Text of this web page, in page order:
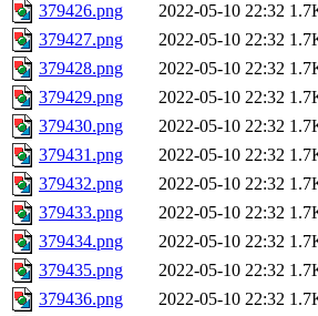
379426.png
2022-05-10 22:32
379427.png
2022-05-10 22:32
379428.png
2022-05-10 22:32
379429.png
2022-05-10 22:32
379430.png
2022-05-10 22:32
379431.png
2022-05-10 22:32
379432.png
2022-05-10 22:32
379433.png
2022-05-10 22:32
379434.png
2022-05-10 22:32
379435.png
2022-05-10 22:32
379436.png
2022-05-10 22:32